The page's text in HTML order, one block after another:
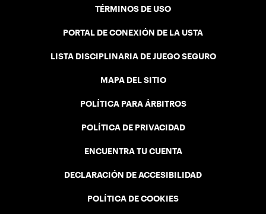
TÉRMINOS DE USO
PORTAL DE CONEXIÓN DE LA USTA
LISTA DISCIPLINARIA DE JUEGO SEGURO
MAPA DEL SITIO
POLÍTICA PARA ÁRBITROS
POLÍTICA DE PRIVACIDAD
ENCUENTRA TU CUENTA
DECLARACIÓN DE ACCESIBILIDAD
POLÍTICA DE COOKIES